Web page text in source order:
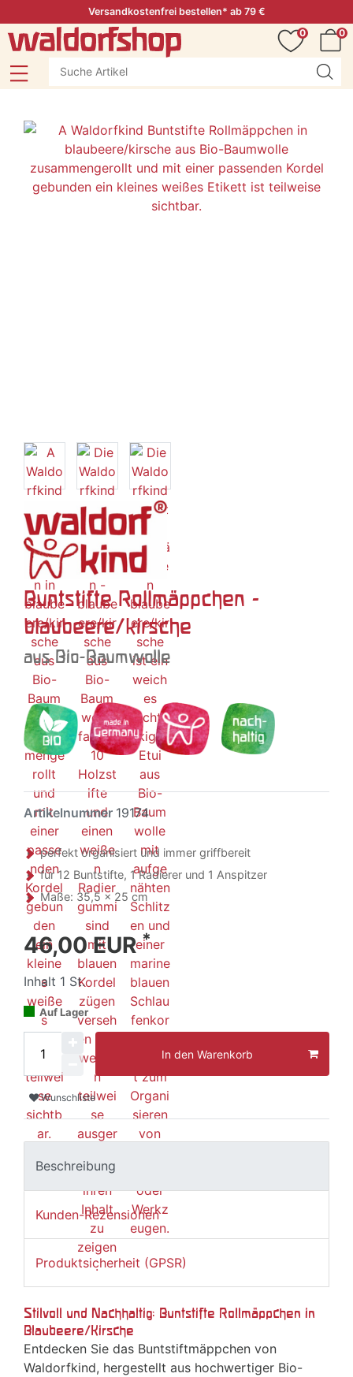
Versandkostenfrei bestellen* ab 79 €
0
0
Buntstifte Rollmäppchen -
blaubeere/kirsche
aus Bio-Baumwolle
Artikelnummer 19174
perfekt organisiert und immer griffbereit
für 12 Buntstifte, 1 Radierer und 1 Anspitzer
Maße: 35,5 x 25 cm
46,00 EUR*
Inhalt 1 St.
Auf Lager
In den Warenkorb
Wunschliste
Beschreibung
Kunden-Rezensionen
Produktsicherheit (GPSR)
Stilvoll und Nachhaltig: Buntstifte Rollmäppchen in
Blaubeere/Kirsche
Entdecken Sie das Buntstiftmäppchen von
Waldorfkind, hergestellt aus hochwertiger Bio-